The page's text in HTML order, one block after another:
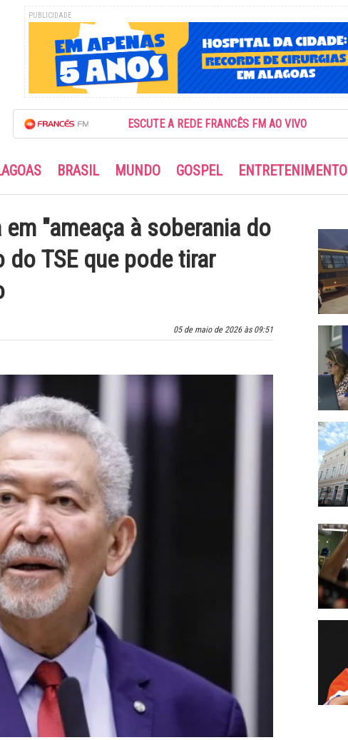
PUBLICIDADE
ESCUTE A REDE FRANCÊS FM AO VIVO
BRASIL MUNDO GOSPEL ENTRETENIMENTO
"ameaça à soberania do
TSE que pode tirar
05 de maio de 2026 às 09:51